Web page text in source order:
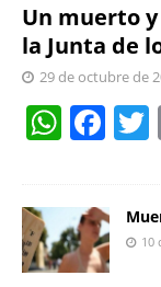
Un muerto
la Junta de
29 de octubre de
W
s
A
F
e
b 10